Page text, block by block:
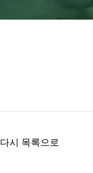
다시 목록으로